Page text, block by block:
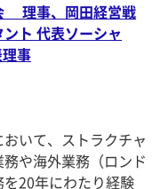
理事、岡田経営戦
ト 代表ソーシャ
事
いて、ストラクチャ
や海外業務（ロンド
20年にわたり経験